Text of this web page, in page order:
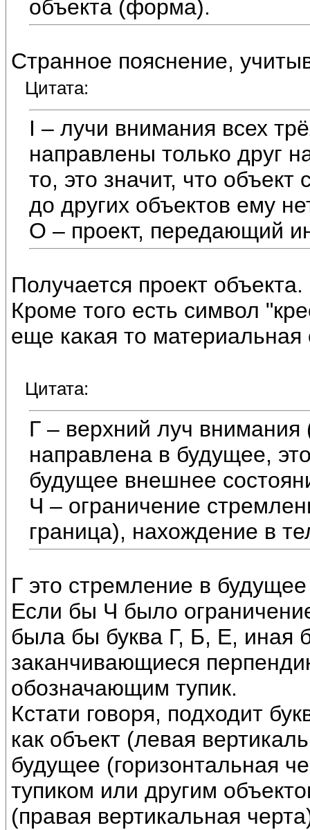
объекта (форма).
Странное пояснение,
Цитата:
I – лучи внимания всех
направлены только друг
то, это значит, что
до других объектов ему
О – проект, передающий
Получается проект объекта.
Кроме того есть символ
еще какая то материальная
Цитата:
Г – верхний луч
направлена в будущее,
будущее внешнее
Ч – ограничение
граница), нахождение в
Г это стремление в
Если бы Ч было
была бы буква Г, Б, Е, иная
заканчивающиеся
обозначающим тупик.
Кстати говоря, подходит
как объект (левая
будущее (горизонтальная
тупиком или другим
(правая вертикальная